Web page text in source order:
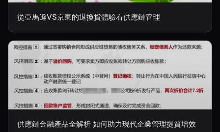
從亞馬遜VS京東的退換貨體驗看供應鏈管理
供應鏈金融產品全解析 如何助力現代企業管理提質增效